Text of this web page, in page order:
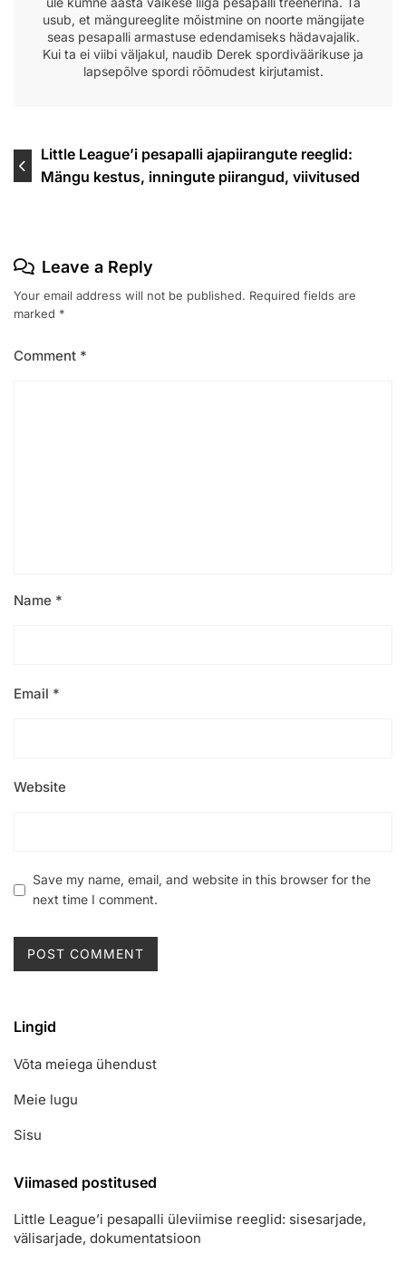
usub, et mängureeglite mõistmine on noorte mängijate
seas pesapalli armastuse edendamiseks hädavajalik.
Kui ta ei viibi väljakul, naudib Derek spordiväärikuse ja
lapsepõlve spordi rõõmudest kirjutamist.
Post
navigation
Little League’i pesapalli ajapiirangute reeglid:
Mängu kestus, inningute piirangud, viivitused
Leave a Reply
Your email address will not be published. Required fields are
marked *
Comment *
Name *
Email *
Website
Save my name, email, and website in this browser for the
next time I comment.
Lingid
Võta meiega ühendust
Meie lugu
Sisu
Viimased postitused
Little League’i pesapalli üleviimise reeglid: sisesarjade,
välisarjade, dokumentatsioon